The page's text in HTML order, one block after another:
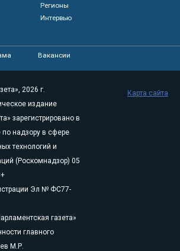
Регионы
Интервью
Вакансии
2026 г.
издание
зарегистрировано в
надзору в сфере
технологий и
(Роскомнадзор) 05
Эл № ФС77-
газета»
главного
М.Р.
Карта сайта